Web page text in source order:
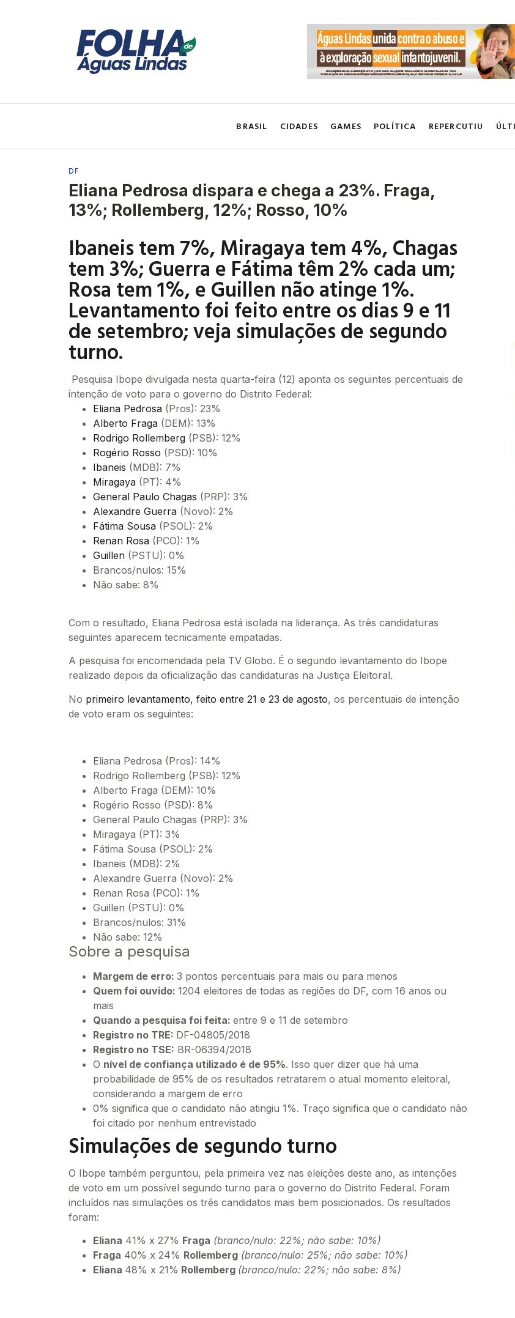
BRASIL CIDADES GAMES POLÍTICA REPERCUTIU
DF
Eliana Pedrosa dispara e chega a 23%. Fraga,
13%; Rollemberg, 12%; Rosso, 10%
Ibaneis tem 7%, Miragaya tem 4%, Chagas
tem 3%; Guerra e Fátima têm 2% cada um;
Rosa tem 1%, e Guillen não atinge 1%.
Levantamento foi feito entre os dias 9 e 11
de setembro; veja simulações de segundo
turno.
Pesquisa Ibope divulgada nesta quarta-feira (12) aponta os seguintes percentuais de
intenção de voto para o governo do Distrito Federal:
Eliana Pedrosa (Pros): 23%
Alberto Fraga (DEM): 13%
Rodrigo Rollemberg (PSB): 12%
Rogério Rosso (PSD): 10%
Ibaneis (MDB): 7%
Miragaya (PT): 4%
General Paulo Chagas (PRP): 3%
Alexandre Guerra (Novo): 2%
Fátima Sousa (PSOL): 2%
Renan Rosa (PCO): 1%
Guillen (PSTU): 0%
Brancos/nulos: 15%
Não sabe: 8%
Com o resultado, Eliana Pedrosa está isolada na liderança. As três candidaturas
seguintes aparecem tecnicamente empatadas.
A pesquisa foi encomendada pela TV Globo. É o segundo levantamento do Ibope
realizado depois da oficialização das candidaturas na Justiça Eleitoral.
No primeiro levantamento, feito entre 21 e 23 de agosto, os percentuais de intenção
de voto eram os seguintes:
Eliana Pedrosa (Pros): 14%
Rodrigo Rollemberg (PSB): 12%
Alberto Fraga (DEM): 10%
Rogério Rosso (PSD): 8%
General Paulo Chagas (PRP): 3%
Miragaya (PT): 3%
Fátima Sousa (PSOL): 2%
Ibaneis (MDB): 2%
Alexandre Guerra (Novo): 2%
Renan Rosa (PCO): 1%
Guillen (PSTU): 0%
Brancos/nulos: 31%
Não sabe: 12%
Sobre a pesquisa
Margem de erro: 3 pontos percentuais para mais ou para menos
Quem foi ouvido: 1204 eleitores de todas as regiões do DF, com 16 anos ou
mais
Quando a pesquisa foi feita: entre 9 e 11 de setembro
Registro no TRE: DF-04805/2018
Registro no TSE: BR-06394/2018
O nível de confiança utilizado é de 95%. Isso quer dizer que há uma
probabilidade de 95% de os resultados retratarem o atual momento eleitoral,
considerando a margem de erro
0% significa que o candidato não atingiu 1%. Traço significa que o candidato não
foi citado por nenhum entrevistado
Simulações de segundo turno
O Ibope também perguntou, pela primeira vez nas eleições deste ano, as intenções
de voto em um possível segundo turno para o governo do Distrito Federal. Foram
incluídos nas simulações os três candidatos mais bem posicionados. Os resultados
foram:
Eliana 41% x 27% Fraga (branco/nulo: 22%; não sabe: 10%)
Fraga 40% x 24% Rollemberg (branco/nulo: 25%; não sabe: 10%)
Eliana 48% x 21% Rollemberg (branco/nulo: 22%; não sabe: 8%)